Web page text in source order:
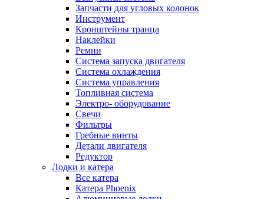
Запчасти для угловых колонок
Инструмент
Кронштейны транца
Наклейки
Ремни
Система запуска двигателя
Система охлаждения
Система управления
Топливная система
Электро- оборудование
Свечи
Фильтры
Гребные винты
Детали двигателя
Редуктор
Лодки и катера
Все катера
Катера Phoenix